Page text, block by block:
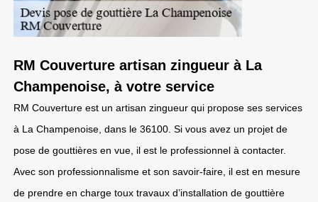
RM Couverture artisan zingueur à La
Champenoise, à votre service
RM Couverture est un artisan zingueur qui propose ses services
à La Champenoise, dans le 36100. Si vous avez un projet de
pose de gouttières en vue, il est le professionnel à contacter.
Avec son professionnalisme et son savoir-faire, il est en mesure
de prendre en charge toux travaux d’installation de gouttière